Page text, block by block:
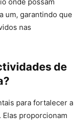
um, garantindo que
nas
de
para fortalecer a
proporcionam